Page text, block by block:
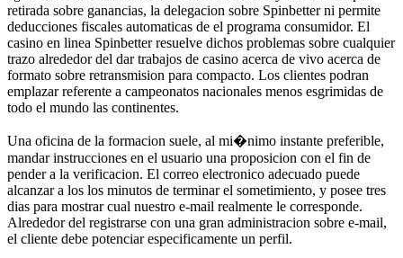
retirada sobre ganancias, la delegacion sobre Spinbetter ni permite
deducciones fiscales automaticas de el programa consumidor. El
casino en linea Spinbetter resuelve dichos problemas sobre cualquier
trazo alrededor del dar trabajos de casino acerca de vivo acerca de
formato sobre retransmision para compacto. Los clientes podran
emplazar referente a campeonatos nacionales menos esgrimidas de
todo el mundo las continentes.
Una oficina de la formacion suele, al mi�nimo instante preferible,
mandar instrucciones en el usuario una proposicion con el fin de
pender a la verificacion. El correo electronico adecuado puede
alcanzar a los los minutos de terminar el sometimiento, y posee tres
dias para mostrar cual nuestro e-mail realmente le corresponde.
Alrededor del registrarse con una gran administracion sobre e-mail,
el cliente debe potenciar especificamente un perfil.